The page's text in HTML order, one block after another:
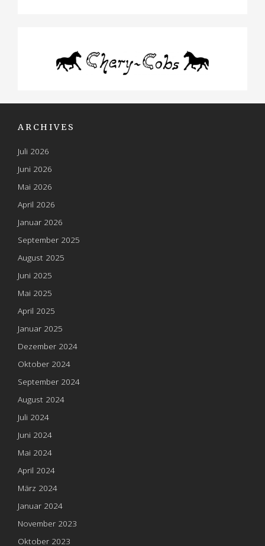
ARCHIVES
Juli 2026
Juni 2026
Mai 2026
April 2026
Januar 2026
September 2025
August 2025
Juni 2025
Mai 2025
April 2025
Januar 2025
Dezember 2024
Oktober 2024
September 2024
August 2024
Juli 2024
Juni 2024
Mai 2024
April 2024
März 2024
Januar 2024
November 2023
Oktober 2023